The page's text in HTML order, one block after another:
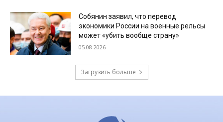
Собянин заявил, что перевод
экономики России на военные рельсы
может «убить вообще страну»
05.08.2026
Загрузить больше